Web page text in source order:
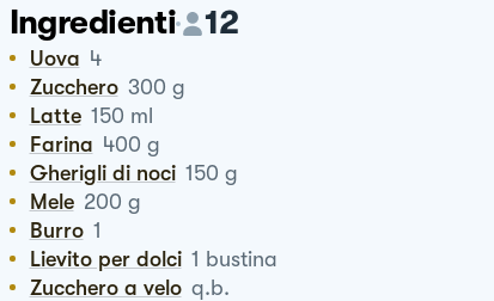
Ingredienti 12
Uova 4
Zucchero 300 g
Latte 150 ml
Farina 400 g
Gherigli di noci 150 g
Mele 200 g
Burro 1
Lievito per dolci 1 bustina
Zucchero a velo q.b.